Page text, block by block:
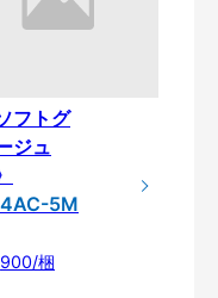
フトグ
ジュ
5M
梱